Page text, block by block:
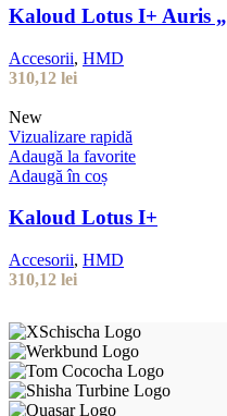
Kaloud Lotus I+ Auris
Accesorii, HMD
310,12 lei
New
Vizualizare rapidă
Adaugă la favorite
Adaugă în coș
Kaloud Lotus I+
Accesorii, HMD
310,12 lei